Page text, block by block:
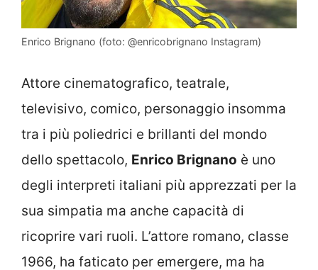
Enrico Brignano (foto: @enricobrignano Instagram)
Attore cinematografico, teatrale,
televisivo, comico, personaggio insomma
tra i più poliedrici e brillanti del mondo
dello spettacolo, Enrico Brignano è uno
degli interpreti italiani più apprezzati per la
sua simpatia ma anche capacità di
ricoprire vari ruoli. L’attore romano, classe
1966, ha faticato per emergere, ma ha